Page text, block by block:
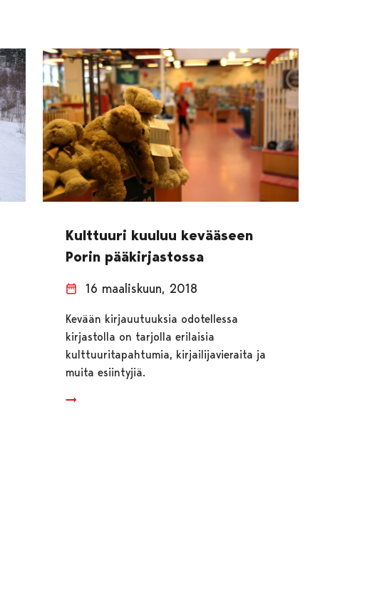
Kulttuuri kuuluu kevääseen
Porin pääkirjastossa
16 maaliskuun, 2018
Kevään kirjauutuuksia odotellessa
kirjastolla on tarjolla erilaisia
kulttuuritapahtumia, kirjailijavieraita ja
muita esiintyjiä.